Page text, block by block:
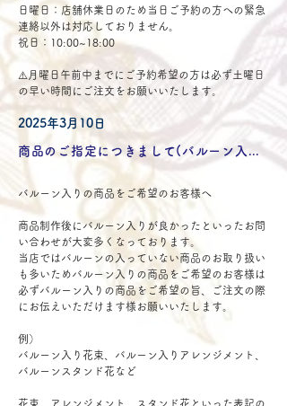
日曜日：店舗休業日のため当日ご予約の方への緊急
連絡以外は対応しておりません。
祝日：10:00~18:00
⚠️月曜日午前中までにご予約希望の方は必ず土曜日
の早い時間にご注文をお願いいたします。
2025年3月10日
商品のご指定につきまして(バルーン入りをご希望のお客様)
バルーン入りの商品をご希望のお客様へ
商品制作後にバルーン入りが良かったといったお問
い合わせが大変多くなっております。
当店ではバルーンの入っていない商品のお取り扱い
も多いためバルーン入りの商品をご希望のお客様は
必ずバルーン入りの商品をご希望の旨、ご注文の際
にお伝えいただけます様お願いいたします。
例）
バルーン入り花束、バルーン入りアレンジメント、
バルーンスタンド花など
花束、アレンジメント、スタンド花といった表記の